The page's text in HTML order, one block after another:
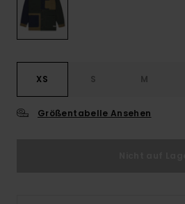
XS S M
Größentabelle Ansehen